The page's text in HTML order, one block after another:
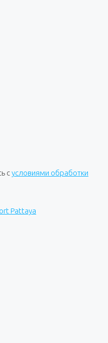
сусловиями обработки
Pattaya